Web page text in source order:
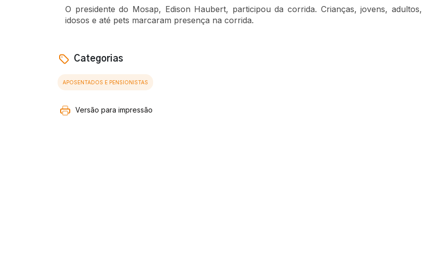
O presidente do Mosap, Edison Haubert, participou da corrida. Crianças, jovens, adultos,
idosos e até pets marcaram presença na corrida.
Categorias
APOSENTADOS E PENSIONISTAS
Versão para impressão